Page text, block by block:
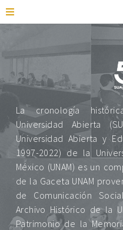
La cronología
Universidad Abierta
Universidad Abierta y
1997-2022) de la
México (UNAM) es un
de la Gaceta UNAM
de Comunicación
Archivo Histórico de la
Patrimonio de la